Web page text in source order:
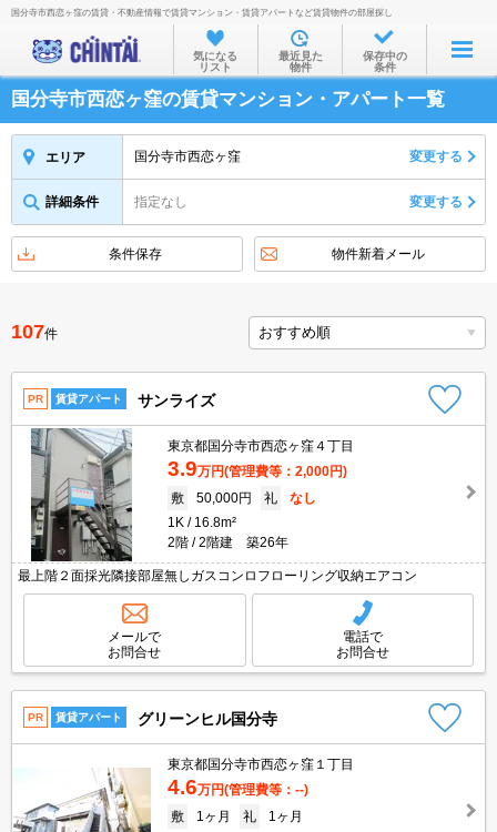
お部屋を探す
沿線・駅から
住所から
家賃相場から
物件特集から
不動産会社から
TOP
国分寺市西恋ヶ窪の賃貸・不動産情報で賃貸マンション・賃貸アパートなど賃貸物件の部屋探し
気になる
リスト
最近見た
物件
保存中の
条件
国分寺市西恋ヶ窪の賃貸マンション・アパート一覧
エリア 国分寺市西恋ヶ窪 変更する
詳細条件 指定なし 変更する
条件保存 物件新着メール
107件
PR 賃貸アパート サンライズ
東京都国分寺市西恋ヶ窪４丁目
3.9万円(管理費等：2,000円)
敷
50,000円 礼
なし
1K
16.8m²
2階
2階建 築26年
最上階２面採光隣接部屋無しガスコンロフローリング収納エアコン
メールで
お問合せ
電話で
お問合せ
PR 賃貸アパート グリーンヒル国分寺
東京都国分寺市西恋ヶ窪１丁目
4.6万円(管理費等：--)
敷
1ヶ月 礼
1ヶ月